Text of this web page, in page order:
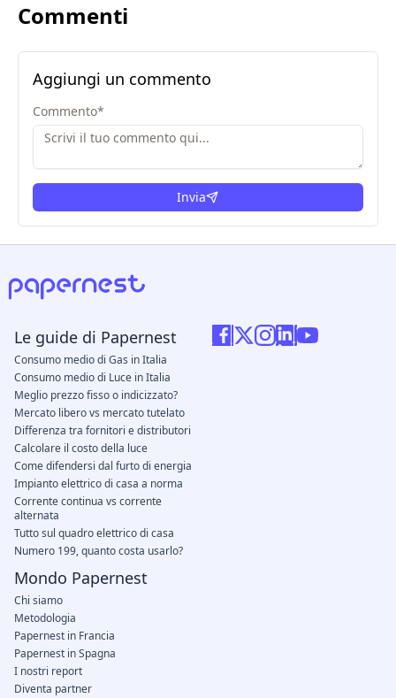
Commenti
Aggiungi un commento
Commento*
Invia
Le guide di Papernest
Consumo medio di Gas in Italia
Consumo medio di Luce in Italia
Meglio prezzo fisso o indicizzato?
Mercato libero vs mercato tutelato
Differenza tra fornitori e distributori
Calcolare il costo della luce
Come difendersi dal furto di energia
Impianto elettrico di casa a norma
Corrente continua vs corrente
alternata
Tutto sul quadro elettrico di casa
Numero 199, quanto costa usarlo?
Mondo Papernest
Chi siamo
Metodologia
Papernest in Francia
Papernest in Spagna
I nostri report
Diventa partner